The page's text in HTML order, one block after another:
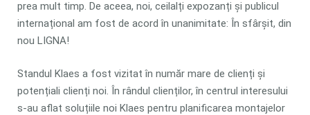
prea mult timp. De aceea, noi, ceilalți expozanți și publicul
internațional am fost de acord în unanimitate: În sfârșit, din
nou LIGNA!
Standul Klaes a fost vizitat în număr mare de clienți și
potențiali clienți noi. În rândul clienților, în centrul interesului
s-au aflat soluțiile noi Klaes pentru planificarea montajelor